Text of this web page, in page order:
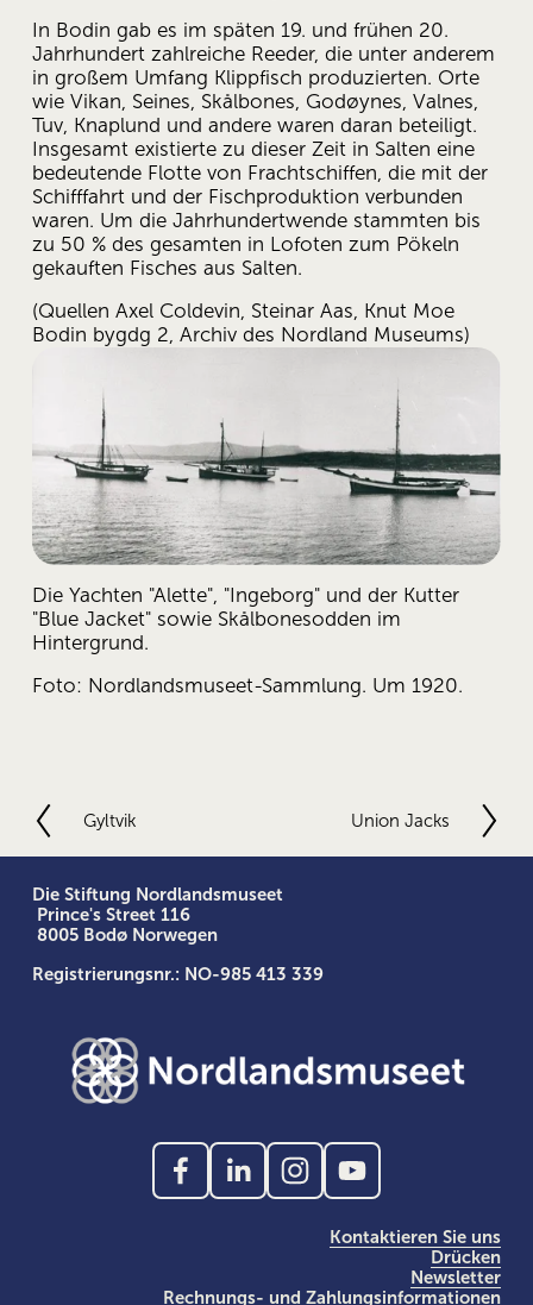
In Bodin gab es im späten 19. und frühen 20.
Jahrhundert zahlreiche Reeder, die unter anderem
in großem Umfang Klippfisch produzierten. Orte
wie Vikan, Seines, Skålbones, Godøynes, Valnes,
Tuv, Knaplund und andere waren daran beteiligt.
Insgesamt existierte zu dieser Zeit in Salten eine
bedeutende Flotte von Frachtschiffen, die mit der
Schifffahrt und der Fischproduktion verbunden
waren. Um die Jahrhundertwende stammten bis
zu 50 % des gesamten in Lofoten zum Pökeln
gekauften Fisches aus Salten.
(Quellen Axel Coldevin, Steinar Aas, Knut Moe
Bodin bygdg 2, Archiv des Nordland Museums)
Die Yachten "Alette", "Ingeborg" und der Kutter
"Blue Jacket" sowie Skålbonesodden im
Hintergrund.
Foto: Nordlandsmuseet-Sammlung. Um 1920.
V
h
e
r
i
Gyltvik
N
Union Jacks
Die Stiftung Nordlandsmuseet
Prince's Street 116
8005 Bodø Norwegen
Registrierungsnr.: NO-985 413 339
Kontaktieren Sie uns
Drücken
Newsletter
Rechnungs- und Zahlungsinformationen